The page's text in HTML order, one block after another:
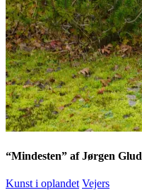
“Mindesten” af Jørgen Glud
Kunst i oplandet Vejers